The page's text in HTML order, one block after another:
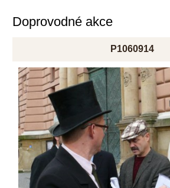
Doprovodné akce
P1060914